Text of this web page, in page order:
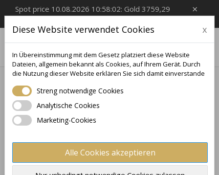
×
Spot price 10.08.2026 10:58:02: Gold 3759,29
EUR/Oz, Silver 55,49 EUR/Oz

2 OZ
Bleiben Sie dran! Sobald weitere Produkte hinzugefügt
wurden, werden sie hier angezeigt.
Wunschliste erstellen ×
Anmelden ×
Diese Website verwendet Cookies x
In Übereinstimmung mit dem Gesetz platziert diese Website
Dateien, allgemein bekannt als Cookies, auf Ihrem Gerät. Durch
die Nutzung dieser Website erklären Sie sich damit einverstande
Streng notwendige Cookies
Analytische Cookies
Marketing-Cookies
Alle Cookies akzeptieren